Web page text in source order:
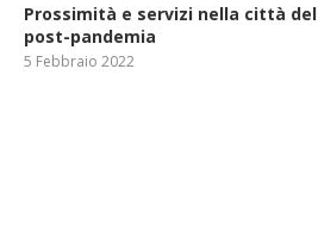
Prossimità e servizi nella città del
post-pandemia
5 Febbraio 2022